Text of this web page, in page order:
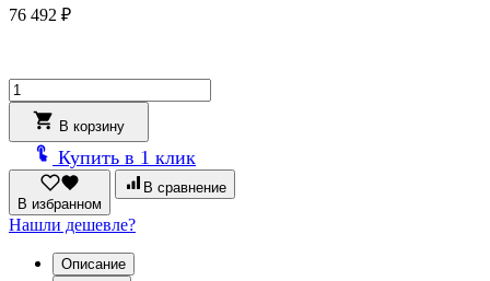
76 492 ₽
Количество
товара
Печь-
камин
БАВАРИЯ
РК187
В корзину
Купить в 1 клик
В избранном
В сравнение
Нашли дешевле?
Описание